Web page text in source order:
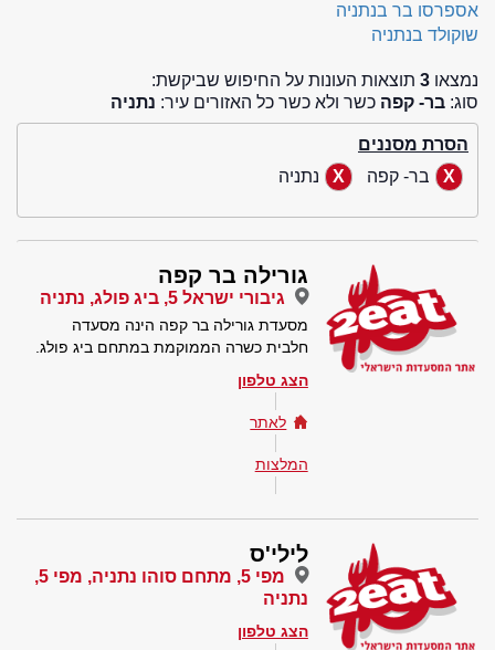
אספרסו בר בנתניה
שוקולד בנתניה
נמצאו 3 תוצאות העונות על החיפוש שביקשת:
סוג: בר- קפה כשר ולא כשר כל האזורים עיר: נתניה
הסרת מסננים
בר- קפה
נתניה
גורילה בר קפה
גיבורי ישראל 5, ביג פולג, נתניה
מסעדת גורילה בר קפה הינה מסעדה
חלבית כשרה הממוקמת במתחם ביג פולג.
הצג טלפון
לאתר
המלצות
לילי'ס
מפי 5, מתחם סוהו נתניה, מפי 5,
נתניה
הצג טלפון